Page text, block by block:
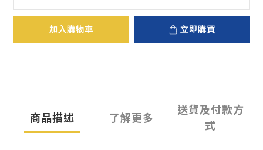
加入購物車 立即購買
商品描述 了解更多
送貨及付款方
式